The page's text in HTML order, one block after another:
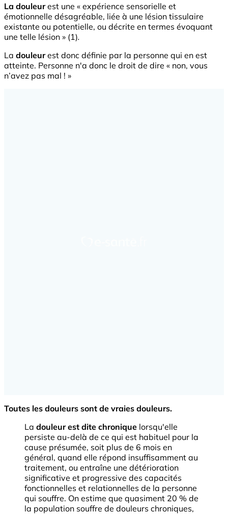
La douleurest une « expérience sensorielle et
émotionnelle désagréable, liée à une lésion tissulaire
existante ou potentielle, ou décrite en termes évoquant
une telle lésion » (1).
La douleurest donc définie par la personne qui en est
atteinte. Personne n'a donc le droit de dire « non, vous
n’avez pas mal ! »
Toutes les douleurs sont de vraies douleurs.
La douleur est dite chronique lorsqu'elle
persiste au-delà de ce qui est habituel pour la
cause présumée, soit plus de 6 mois en
général, quand elle répond insuffisamment au
traitement, ou entraîne une détérioration
significative et progressive des capacités
fonctionnelles et relationnelles de la personne
qui souffre. On estime que quasiment 20 % de
la population souffre de douleurs chroniques,